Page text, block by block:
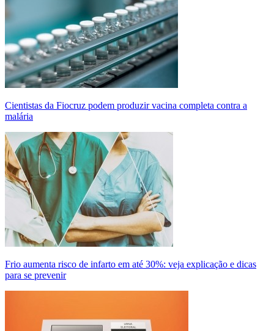
Cientistas da Fiocruz podem produzir vacina completa contra a
malária
Frio aumenta risco de infarto em até 30%: veja explicação e dicas
para se prevenir